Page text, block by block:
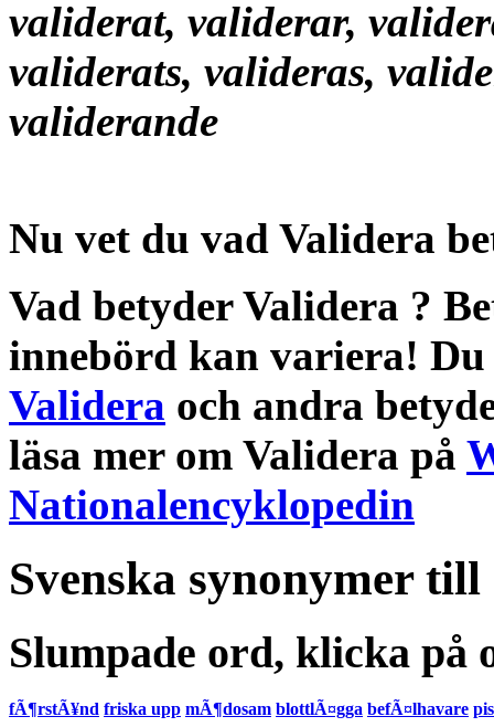
validerat, validerar,
validerats, valideras,
validerande
Nu vet du vad Validera
Vad betyder Validera ?
innebörd kan variera!
Validera och andra
läsa mer om Validera på
Nationalencyklopedin
Svenska synonymer
Slumpade ord, klicka på
fÃ¶rstÃ¥nd friska upp mÃ¶dosam blottlÃ¤gga befÃ¤lhavare